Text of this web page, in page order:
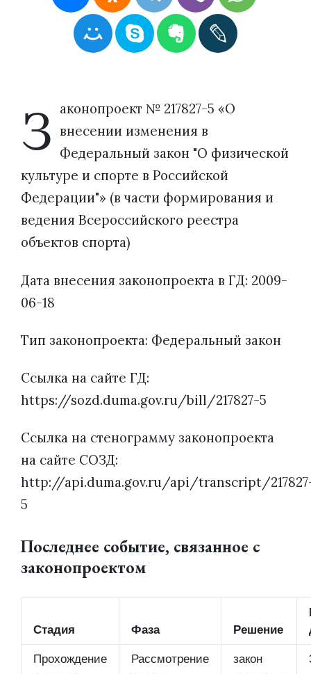
З аконопроект № 217827-5 «О
внесении изменения в
Федеральный закон "О физической
культуре и спорте в Российской
Федерации"» (в части формирования и
ведения Всероссийского реестра
объектов спорта)
Дата внесения законопроекта в ГД: 2009-
06-18
Тип законопроекта: Федеральный закон
Ссылка на сайте ГД:
https://sozd.duma.gov.ru/bill/217827-5
Ссылка на стенограмму законопроекта
на сайте СОЗД:
http://api.duma.gov.ru/api/transcript/
5
Последнее событие, связанное с
законопроектом
Стадия Фаза Решение
Прохождение
Рассмотрение
закон